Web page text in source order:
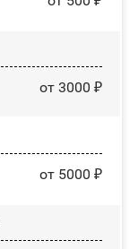
от 3000 ₽
от 5000 ₽